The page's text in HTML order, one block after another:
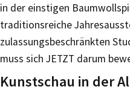
in der einstigen
traditionsreiche
zulassungsbeschränkten
muss sich JETZT darum
Kunstschau in der